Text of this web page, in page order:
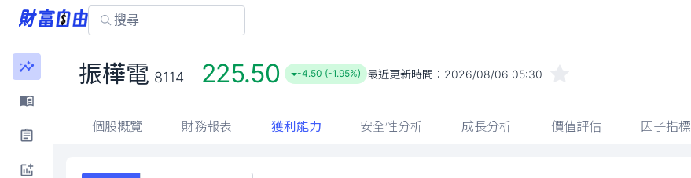
振樺電 8114 225.50 -4.50 (-1.95%) 最近更新時間： 2026/08/06 05:30
個股概覽 財務報表 獲利能力 安全性分析 成長分析 價值評估 因子指標